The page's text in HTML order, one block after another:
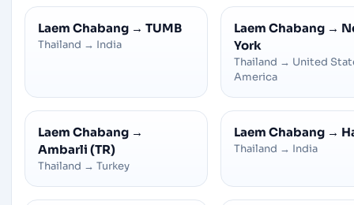
Laem Chabang → TUMB
Thailand → India
Laem Chabang →
York
Thailand → United
America
Laem Chabang →
Ambarli (TR)
Thailand → Turkey
Laem Chabang →
Thailand → India